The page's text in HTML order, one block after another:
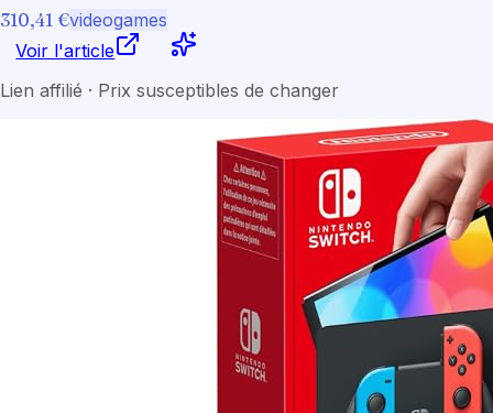
310,41 €videogames
Voir l'article
Lien affilié · Prix susceptibles de changer